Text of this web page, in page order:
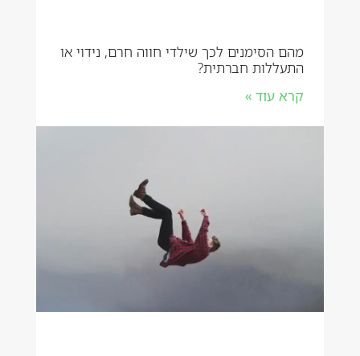
מהם הסימנים לכך שילדי חווה חרם, נידוי או
התעללות חברתית?
קרא עוד »